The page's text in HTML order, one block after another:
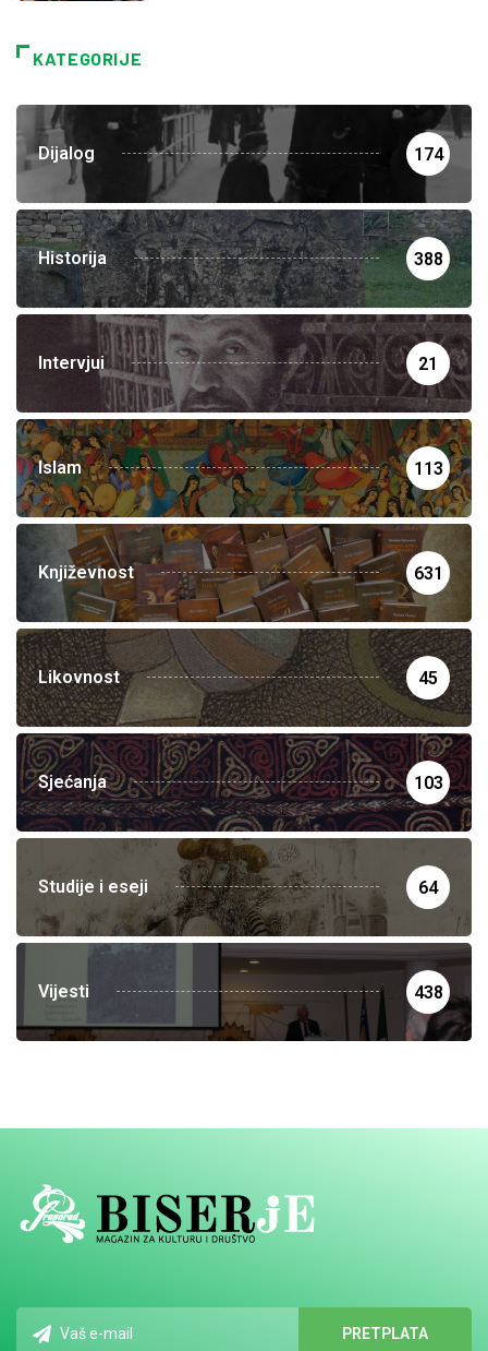
KATEGORIJE
Dijalog 174
Historija 388
Intervjui 21
Islam 113
Književnost 631
Likovnost 45
Sjećanja 103
Studije i eseji 64
Vijesti 438